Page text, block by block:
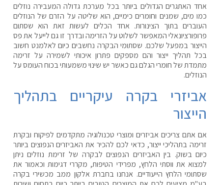
אחד האתגרים הגדולים ביותר בכל מערכת גדולה המעבירה נוזלים
כמו מים, שמנים וחומרים כימיים, הוא שליטה על הזרם של הנוזלים
העוברים בתוך הצינורות. אחד הכלים לעשות זאת הוא שסתום
פרופורציונאלי המאפשר לשלוט על הזרימה ובדרך זו גם לייעל את פס
הייצור במפעל שלכם. שסתומי הבקרה נחשבים כיום לאלמנט חשוב
בכל תהליך ייצור והם מספקים פתרון איכותי לשמירה על זרימה
מתמדת של חומרי הגלם גם כאשר יש שינוי משמעותי בכוח העומס על
הנוזלים.
אביזרי בקרה עיקריים בתהליך
הייצור
אם אתם צריכים אביזרים ומוצרי טכנולוגיה מתקדמים לפיקוח ובקרת
זרימה בתהליכי ייצור, כדאי לכם להכיר את האביזרים הנפוצים ביותר
כיום בשוק. בין האביזרים הנפוצים לבקרה של זרימת נוזלים ניתן
למצוא את ווסתי הלחץ, מפרידי הטיפות, מקררי דגימות וכאמור את
שסתומי הלחץ הייעודיים. אנחנו בחברת אלקון ממב מכשירי בקרה